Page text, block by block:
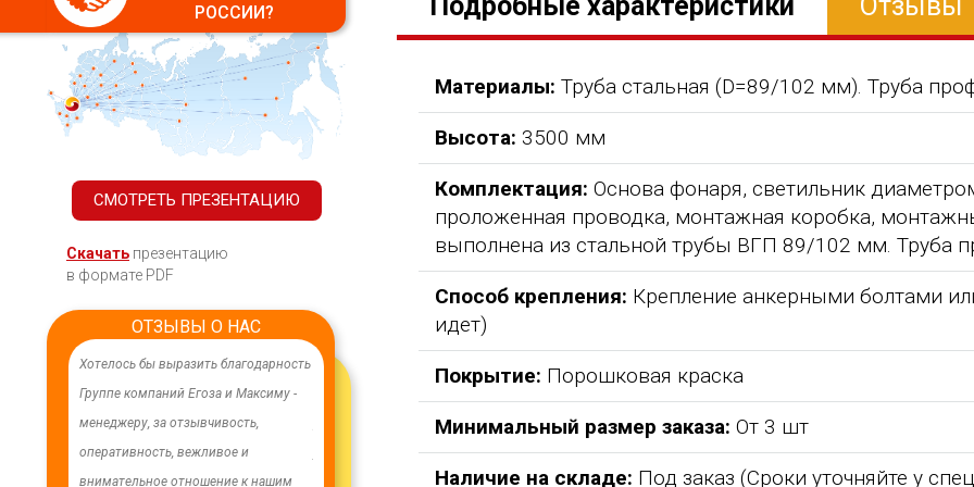
РОССИИ?
СМОТРЕТЬ ПРЕЗЕНТАЦИЮ
Скачать презентацию
в формате PDF
ОТЗЫВЫ О НАС
Хотелось бы выразить благодарность
Группе компаний Егоза и Максиму -
менеджеру, за отзывчивость,
оперативность, вежливое и
внимательное отношение к нашим
В целях устойчивого водоснабжения,
ремонтные работы на водозаборе:
установлена водонапорная башня
Рожновского, емкостью 100 м3;
индивидуальный подход и
лояльность. На протяжении многих
лет приобретаем детское спортивное
площадка. В нашей деревне
дворов и 84 фактически
проживающих жителя, нет
Материалы: Труба стальная (D=89/102 мм). Труба
Высота: 3500 мм
Комплектация: Основа фонаря, светильник
проложенная проводка, монтажная коробка,
выполнена из стальной трубы ВГП 89/102 мм. Труба
Способ крепления: Крепление анкерными болтами
идет)
Покрытие: Порошковая краска
Минимальный размер заказа: От 3 шт
Наличие на складе: Под заказ (Сроки уточняйте у